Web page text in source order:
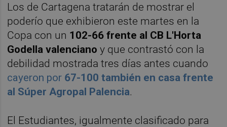
Los de Cartagena tratarán de mostrar el
poderío que exhibieron este martes en la
Copa con un 102-66 frente al CB L'Horta
Godella valencianoy que contrastó con la
debilidad mostrada tres días antes cuando
cayeron por 67-100 también en casa frente
al Súper Agropal Palencia.
El Estudiantes, igualmente clasificado para